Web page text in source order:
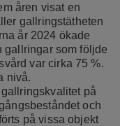
åren visat en
gallringstätheten
år 2024 ökade
gallringar som följde
var cirka 75 %.
nivå.
gallringskvalitet på
och
på vissa objekt